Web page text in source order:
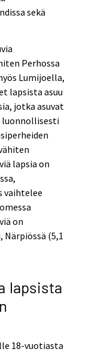
sekä
Perhossa
Lumijoella,
lapsista asuu
jotka asuvat
luonnollisesti
lapsia on
vaihtelee
on
Närpiössä (5,1
lapsista
18-vuotiasta